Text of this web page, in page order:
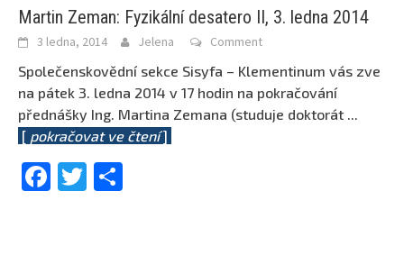
Martin Zeman: Fyzikální desatero II, 3. ledna 2014
3 ledna, 2014 Jelena Comment
Společenskovědní sekce Sisyfa – Klementinum vás zve
na pátek 3. ledna 2014 v 17 hodin na pokračování
přednášky Ing. Martina Zemana (studuje doktorát ...
[ pokračovat ve čtení]
Facebook
Twitter